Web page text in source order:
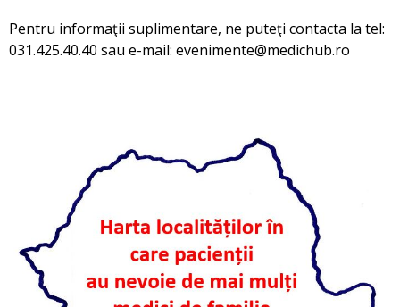
Pentru informaţii suplimentare, ne puteţi contacta la tel:
031.425.40.40 sau e-mail: evenimente@medichub.ro